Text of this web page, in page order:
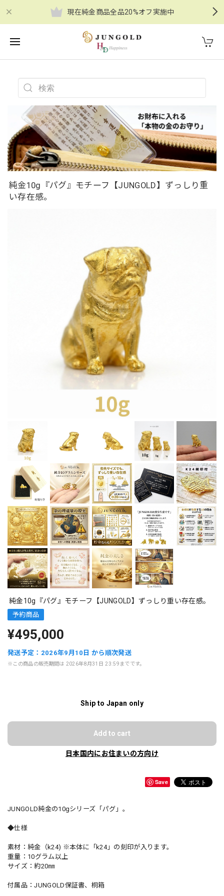
現在純金商品全品20%オフ実施中
純金10g『パグ』モチーフ【JUNGOLD】ずっしり重
い存在感。
純金10g『パグ』モチーフ【JUNGOLD】ずっしり重い存在感。
予約商品
¥495,000
発送予定：2026年9月10日 から順次発送
※この商品の販売期間は 2026年8月31日 23:59までです。
Ship to Japan only
Add to cart
日本国内にお住まいの方向け
Save
JUNGOLD純金の10gシリーズ「パグ」。
◆仕様
素材：純金（k24) ※本体に「k24」の刻印が入ります。
重量：10グラム以上
サイズ：約20㎜
付属品：JUNGOLD保証書、桐箱